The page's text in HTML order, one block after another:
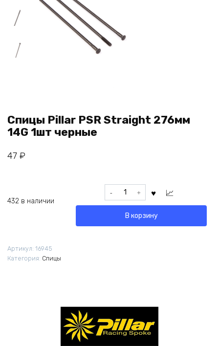
Спицы Pillar PSR Straight 276мм
14G 1шт черные
47 ₽
432 в наличии
Количество
товара
В корзину
Артикул: 16945
Категория: Спицы